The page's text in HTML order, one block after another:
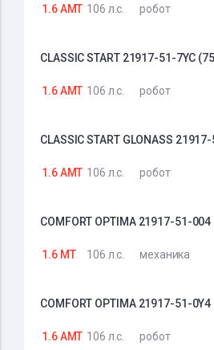
1.6 AMT 106 л.с. робот
CLASSIC START 21917-51-7YC
1.6 AMT 106 л.с. робот
CLASSIC START GLONASS
1.6 AMT 106 л.с. робот
COMFORT OPTIMA 21917-51-004
1.6 MT 106 л.с. механика
COMFORT OPTIMA 21917-51-0Y4
1.6 AMT 106 л.с. робот